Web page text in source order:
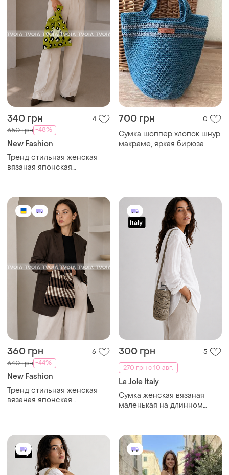
340 грн 4
650 грн -48%
New Fashion
Тренд стильная женская
вязаная японская
700 грн 0
Сумка шоппер хлопок шнур
макраме, яркая бирюза
360 грн 6
640 грн -44%
New Fashion
Тренд стильная женская
вязаная японская
300 грн
5
270 грн с 10 авг.
La Jole Italy
Сумка женская вязаная
маленькая на длинном